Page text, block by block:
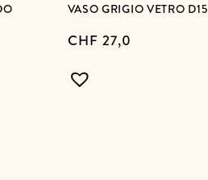
VASO GRIGIO VETRO D15
CHF 27,0